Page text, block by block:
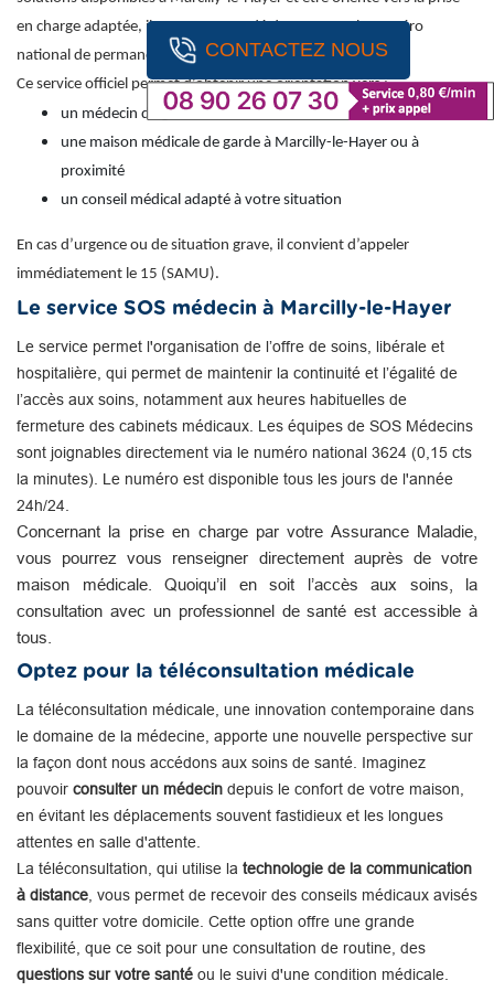
CONTACTEZ NOUS
en charge adaptée, il est recommandé de contacter le numéro
national de permanence des soins : 116 117 (appel gratuit).
Ce service officiel permet d’obtenir une orientation vers :
un médecin de garde
une maison médicale de garde à Marcilly-le-Hayer ou à
proximité
un conseil médical adapté à votre situation
En cas d’urgence ou de situation grave, il convient d’appeler
immédiatement le 15 (SAMU).
Le service SOS médecin à Marcilly-le-Hayer
Le service permet l'organisation de l’offre de soins, libérale et
hospitalière, qui permet de maintenir la continuité et l’égalité de
l’accès aux soins, notamment aux heures habituelles de
fermeture des cabinets médicaux. Les équipes de SOS Médecins
sont joignables directement via le numéro national 3624 (0,15 cts
la minutes). Le numéro est disponible tous les jours de l'année
24h/24.
Concernant la prise en charge par votre Assurance Maladie,
vous pourrez vous renseigner directement auprès de votre
maison médicale. Quoiqu’il en soit l’accès aux soins, la
consultation avec un professionnel de santé est accessible à
tous.
Optez pour la téléconsultation médicale
La téléconsultation médicale, une innovation contemporaine dans
le domaine de la médecine, apporte une nouvelle perspective sur
la façon dont nous accédons aux soins de santé. Imaginez
pouvoir consulter un médecin depuis le confort de votre maison,
en évitant les déplacements souvent fastidieux et les longues
attentes en salle d'attente.
La téléconsultation, qui utilise la technologie de la communication
à distance , vous permet de recevoir des conseils médicaux avisés
sans quitter votre domicile. Cette option offre une grande
flexibilité, que ce soit pour une consultation de routine, des
questions sur votre santé ou le suivi d'une condition médicale.